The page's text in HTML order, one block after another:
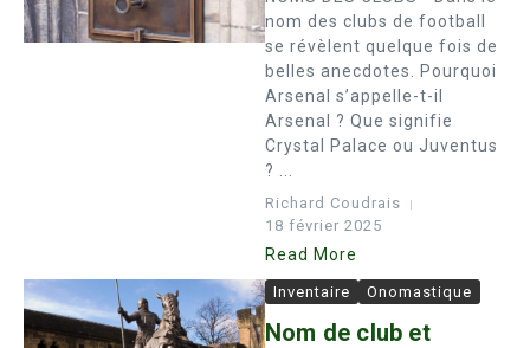
nom des clubs de football
se révèlent quelque fois de
belles anecdotes. Pourquoi
Arsenal s’appelle-t-il
Arsenal ? Que signifie
Crystal Palace ou Juventus
? ...
Richard Coudrais
18 février 2025
Read More
Inventaire Onomastique
Nom de club et